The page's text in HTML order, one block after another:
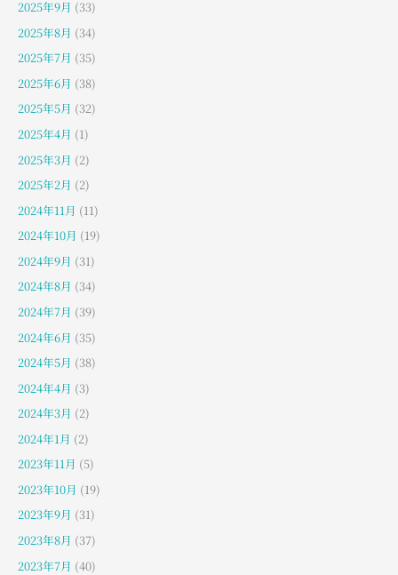
2025年9月 (33)
2025年8月 (34)
2025年7月 (35)
2025年6月 (38)
2025年5月 (32)
2025年4月 (1)
2025年3月 (2)
2025年2月 (2)
2024年11月 (11)
2024年10月 (19)
2024年9月 (31)
2024年8月 (34)
2024年7月 (39)
2024年6月 (35)
2024年5月 (38)
2024年4月 (3)
2024年3月 (2)
2024年1月 (2)
2023年11月 (5)
2023年10月 (19)
2023年9月 (31)
2023年8月 (37)
2023年7月 (40)